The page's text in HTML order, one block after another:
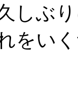
しぶ
をい